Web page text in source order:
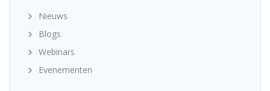
Nieuws
Blogs
Webinars
Evenementen